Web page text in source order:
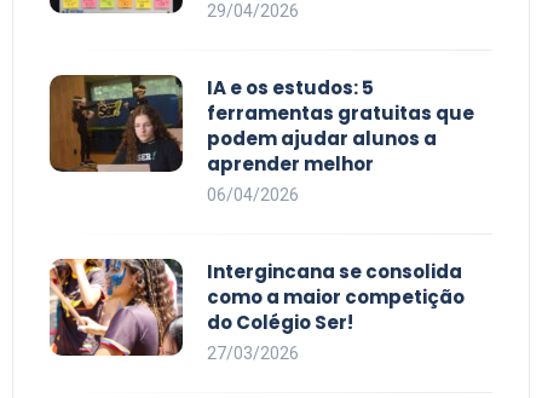
29/04/2026
IA e os estudos: 5
ferramentas gratuitas que
podem ajudar alunos a
aprender melhor
06/04/2026
Intergincana se consolida
como a maior competição
do Colégio Ser!
27/03/2026